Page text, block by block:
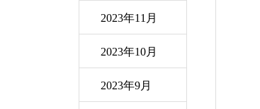
2023年11月
2023年10月
2023年9月